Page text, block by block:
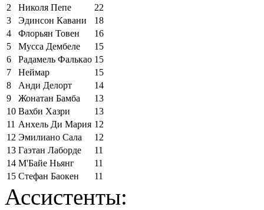
2 Николя Пепе
22
3
Эдинсон Кавани
18
4
Флорьян Товен
16
5
Мусса Дембеле
15
6
Радамель Фалькао 15
7
Неймар
15
8
Анди Делорт
14
9
Жонатан Бамба
13
10 Вахби Хазри
13
11 Анхель Ди Мария 12
12 Эмилиано Сала
12
13 Гаэтан Лаборде
11
14 М'Байе Ньянг
11
15 Стефан Баокен 11
Ассистенты: